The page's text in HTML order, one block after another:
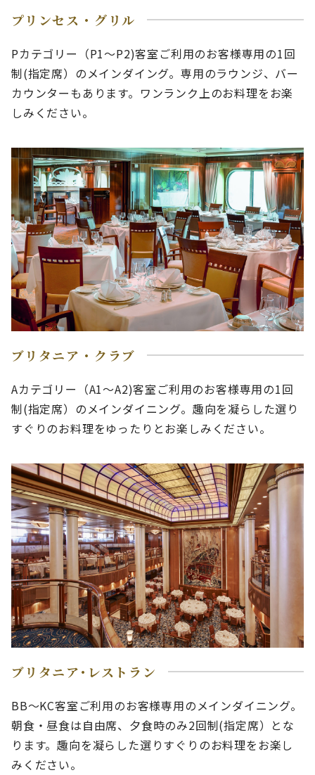
プリンセス・グリル
Pカテゴリー（P1～P2)客室ご利用のお客様専用の1回
制(指定席）のメインダイング。専用のラウンジ、バー
カウンターもあります。ワンランク上のお料理をお楽
しみください。
ブリタニア・クラブ
Aカテゴリー（A1～A2)客室ご利用のお客様専用の1回
制(指定席）のメインダイニング。趣向を凝らした選り
すぐりのお料理をゆったりとお楽しみください。
ブリタニア･レストラン
BB～KC客室ご利用のお客様専用のメインダイニング。
朝食・昼食は自由席、夕食時のみ2回制(指定席）とな
ります。趣向を凝らした選りすぐりのお料理をお楽し
みください。